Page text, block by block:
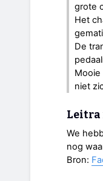
grote
Het
De
niet
Leitra
We
nog
Bron: